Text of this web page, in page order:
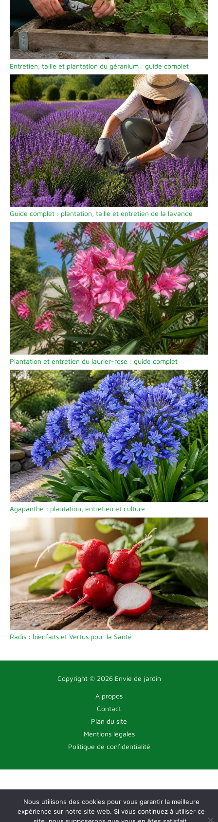
Entretien, taille et plantation du géranium : guide complet
Guide complet : plantation, taille et entretien de la lavande
Plantation et entretien du laurier-rose : guide complet
Agapanthe : plantation, entretien et culture
Radis : bienfaits et Vertus pour la Santé
Copyright © 2026 Envie de jardin
A propos
Contact
Plan du site
Mentions légales
Politique de confidentialité
Nous utilisons des cookies pour vous garantir la meilleure
expérience sur notre site web. Si vous continuez à utiliser ce